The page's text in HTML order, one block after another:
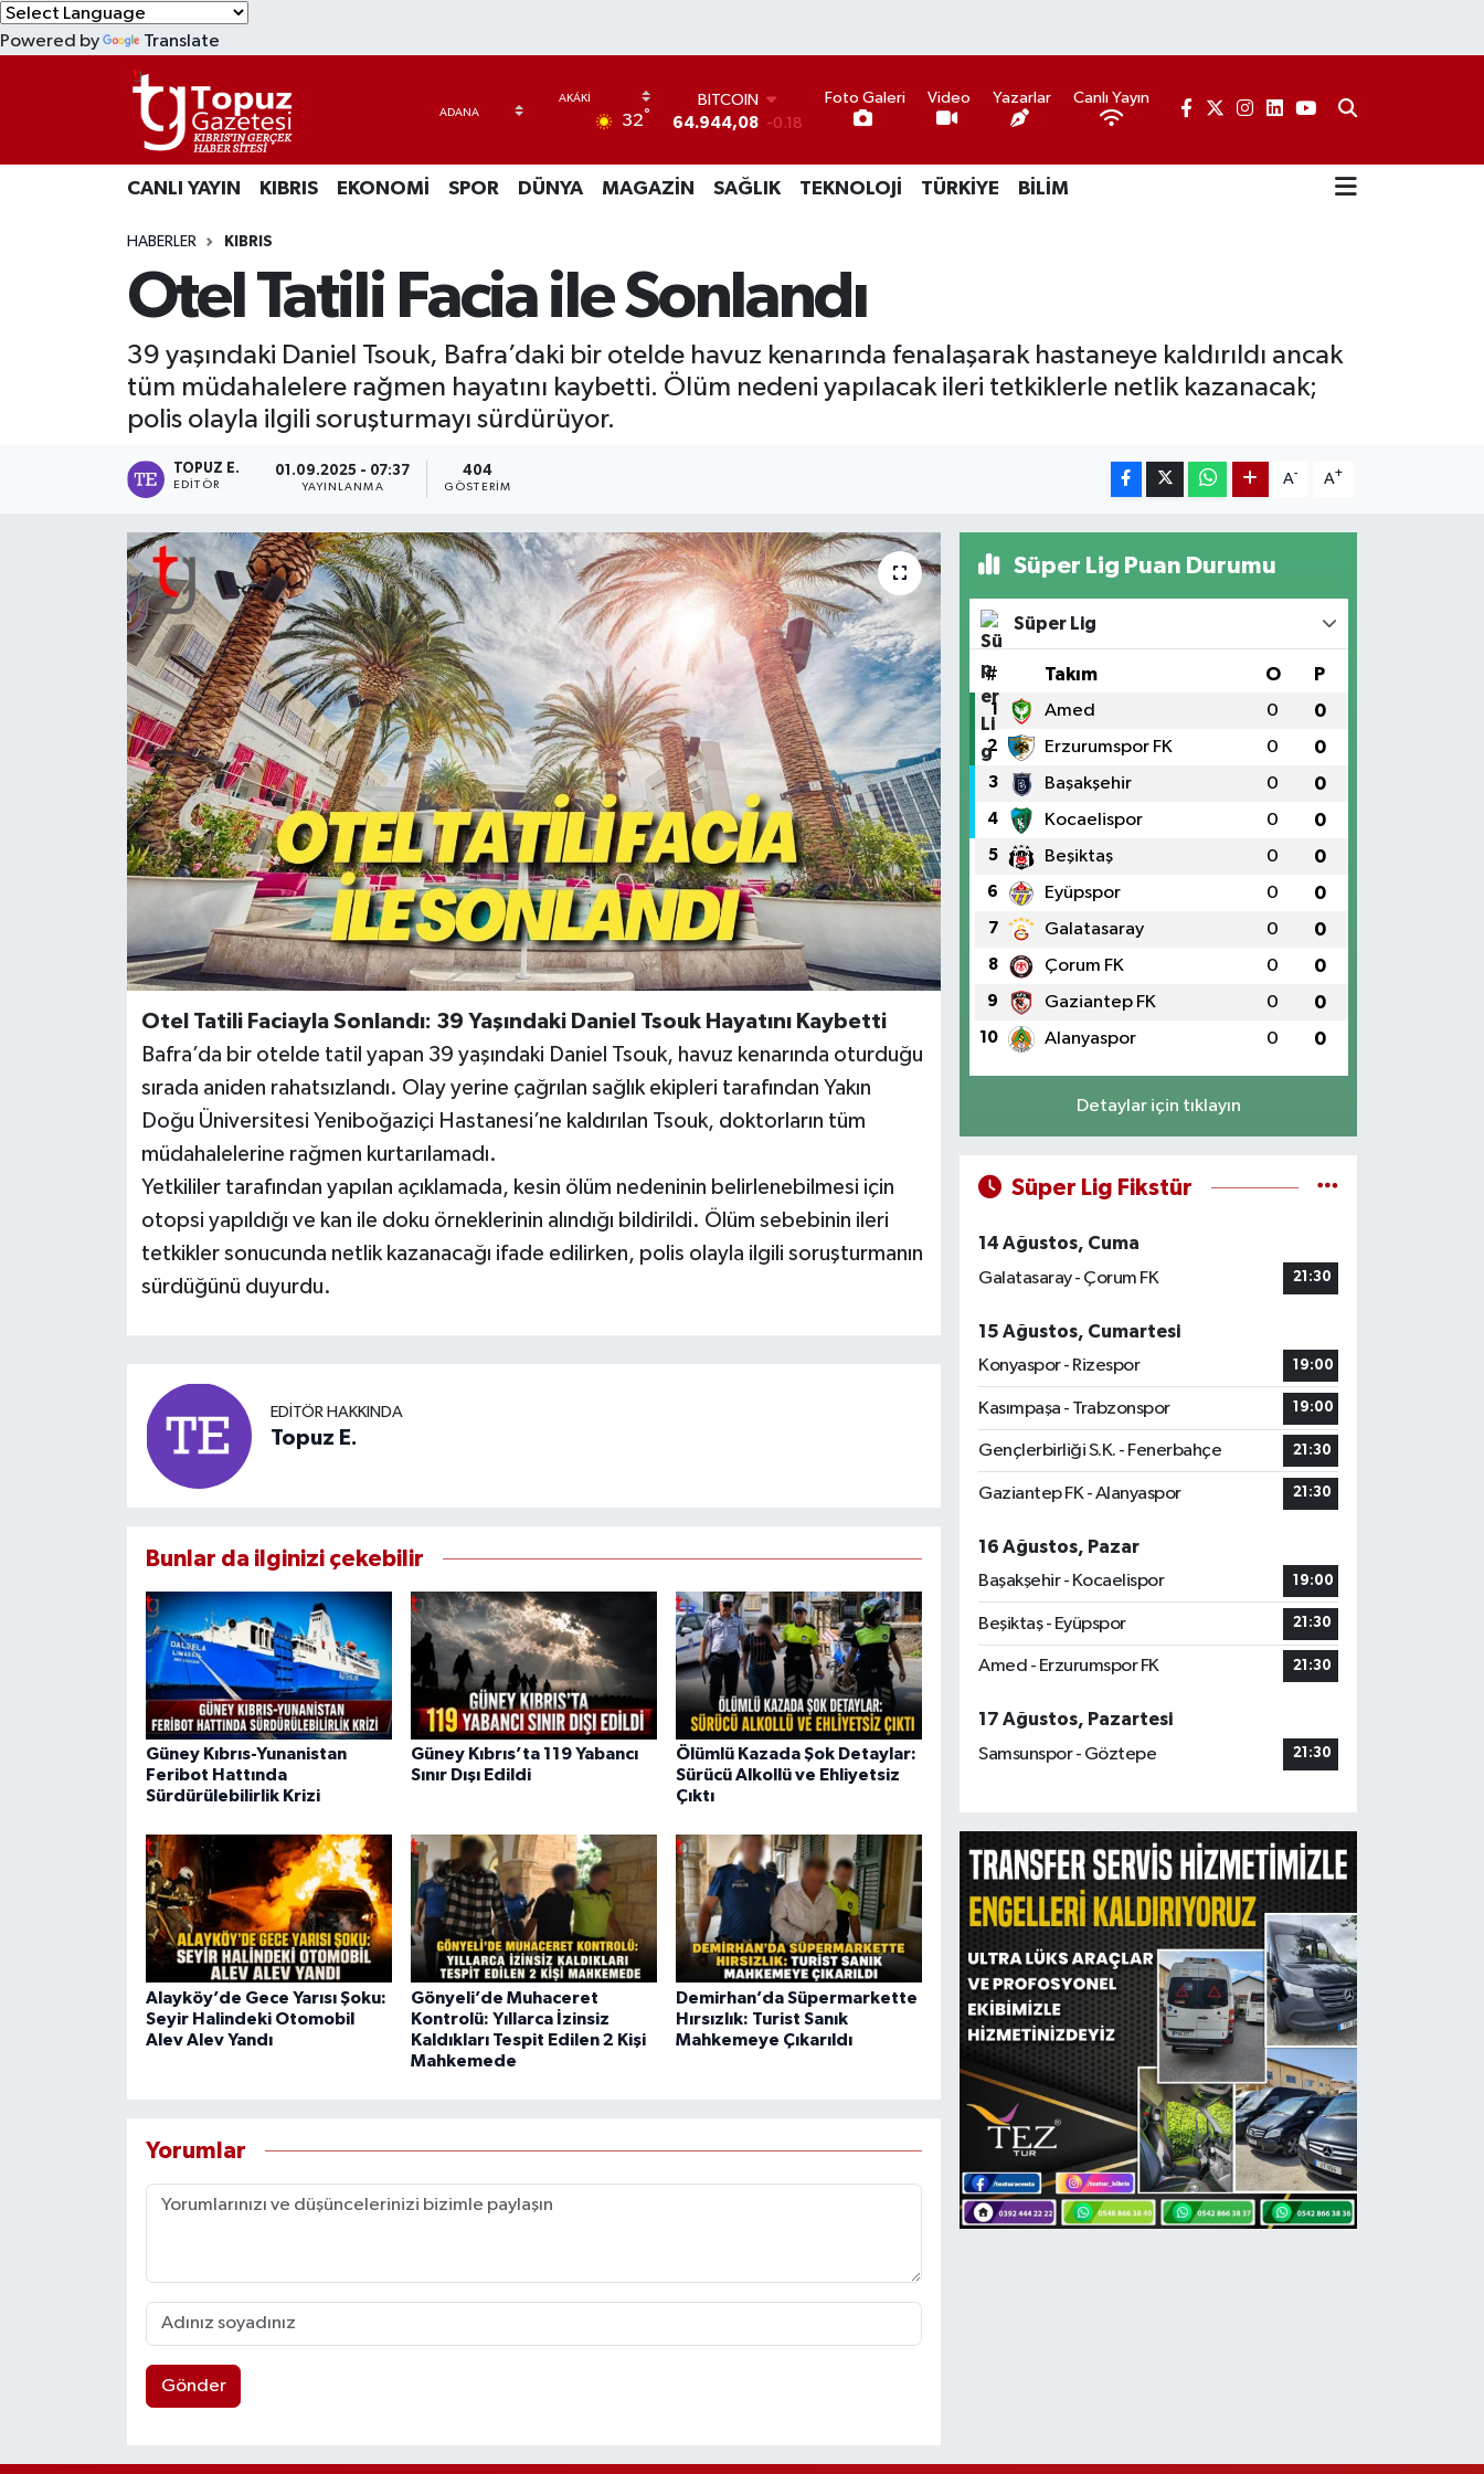
Powered by Translate
32°
BITCOIN
64.944,08 -0.18
47,7436 0.18
EURO
GRAM ALTIN
6660.55
0.03
13.779 -14
Foto Galeri Video Yazarlar Canlı Yayın
CANLI YAYIN KIBRIS EKONOMİ SPOR DÜNYA MAGAZİN SAĞLIK TEKNOLOJİ TÜRKİYE BİLİM
HABERLER KIBRIS
Otel Tatili Facia ile Sonlandı
39 yaşındaki Daniel Tsouk, Bafra’daki bir otelde havuz kenarında fenalaşarak hastaneye kaldırıldı ancak
tüm müdahalelere rağmen hayatını kaybetti. Ölüm nedeni yapılacak ileri tetkiklerle netlik kazanacak;
polis olayla ilgili soruşturmayı sürdürüyor.
TOPUZ E.
EDITÖR
01.09.2025 - 07:37
YAYINLANMA
404
GÖSTERIM
A- A+
Otel Tatili Faciayla Sonlandı: 39 Yaşındaki Daniel Tsouk Hayatını Kaybetti
Bafra’da bir otelde tatil yapan 39 yaşındaki Daniel Tsouk, havuz kenarında oturduğu
sırada aniden rahatsızlandı. Olay yerine çağrılan sağlık ekipleri tarafından Yakın
Doğu Üniversitesi Yeniboğaziçi Hastanesi’ne kaldırılan Tsouk, doktorların tüm
müdahalelerine rağmen kurtarılamadı.
Yetkililer tarafından yapılan açıklamada, kesin ölüm nedeninin belirlenebilmesi için
otopsi yapıldığı ve kan ile doku örneklerinin alındığı bildirildi. Ölüm sebebinin ileri
tetkikler sonucunda netlik kazanacağı ifade edilirken, polis olayla ilgili soruşturmanın
sürdüğünü duyurdu.
EDITÖR HAKKINDA
Topuz E.
Bunlar da ilginizi çekebilir
Güney Kıbrıs-Yunanistan
Feribot Hattında
Sürdürülebilirlik Krizi
Güney Kıbrıs’ta 119 Yabancı
Sınır Dışı Edildi
Ölümlü Kazada Şok Detaylar:
Sürücü Alkollü ve Ehliyetsiz
Çıktı
Alayköy’de Gece Yarısı Şoku:
Seyir Halindeki Otomobil
Alev Alev Yandı
Gönyeli’de Muhaceret
Kontrolü: Yıllarca İzinsiz
Kaldıkları Tespit Edilen 2 Kişi
Mahkemede
Demirhan’da Süpermarkette
Hırsızlık: Turist Sanık
Mahkemeye Çıkarıldı
Yorumlar
Gönder
Süper Lig Puan Durumu
Süper Lig
# Takım O P
1 Amed 0 0
2 Erzurumspor FK 0 0
3 Başakşehir 0 0
4 Kocaelispor 0 0
5 Beşiktaş 0 0
6 Eyüpspor 0 0
7 Galatasaray 0 0
8 Çorum FK 0 0
9 Gaziantep FK 0 0
10 Alanyaspor 0 0
Detaylar için tıklayın
Süper Lig Fikstür
14 Ağustos, Cuma
Galatasaray - Çorum FK
21:30
15 Ağustos, Cumartesi
Konyaspor - Rizespor
19:00
Kasımpaşa - Trabzonspor 19:00
Gençlerbirliği S.K. - Fenerbahçe 21:30
Gaziantep FK - Alanyaspor 21:30
16 Ağustos, Pazar
Başakşehir - Kocaelispor
19:00
Beşiktaş - Eyüpspor 21:30
Amed - Erzurumspor FK 21:30
17 Ağustos, Pazartesi
Samsunspor - Göztepe
21:30
EKONOMİ
MAGAZİN
TEKNOLOJİ
TÜRKİYE
Lefkoşa Nöbetçi Eczaneler
Lefkoşa Hava Durumu
Lefkoşa Trafik Yoğunluk Haritası
Süper Lig Puan Durumu ve Fikstür
Tüm Manşetler
Son Dakika Haberleri
Haber Arşivi